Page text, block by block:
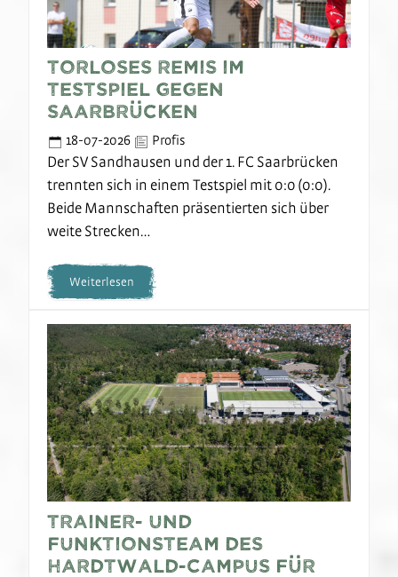
Torloses Remis im
Testspiel gegen
Saarbrücken
18-07-2026 Profis
Der SV Sandhausen und der 1. FC Saarbrücken
trennten sich in einem Testspiel mit 0:0 (0:0).
Beide Mannschaften präsentierten sich über
weite Strecken…
Weiterlesen
Trainer- und
Funktionsteam des
Hardtwald-Campus für